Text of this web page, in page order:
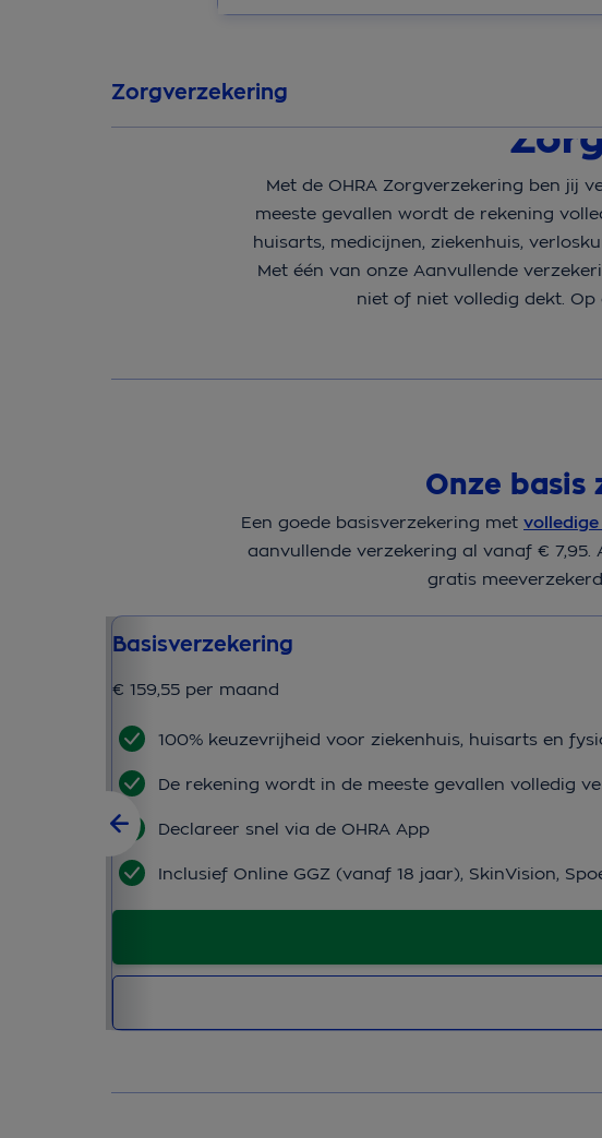
Zorgverzekering
Met de OHRA Zorgverzekering ben jij
meeste gevallen wordt de rekening
huisarts, medicijnen, ziekenhuis,
Met één van onze Aanvullende
niet of niet volledig dekt. Op
Onze basis
Een goede basisverzekering met
aanvullende verzekering al vanaf € 7,95.
gratis
Basisverzekering
€ 159,55 per maand
100% keuzevrijheid voor ziekenhuis, huisarts en
De rekening wordt in de meeste gevallen volledig
Declareer snel via de OHRA App
Inclusief Online GGZ (vanaf 18 jaar), SkinVision,